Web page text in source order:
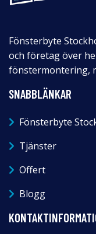
Fönsterbyte
och företag över
fönstermontering,
SNABBLÄNKAR
Fönsterbyte
Tjänster
Offert
Blogg